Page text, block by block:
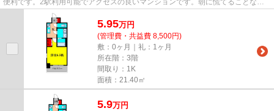
便利です。2駅利用可能でアクセスの良いマンションです。朝に慌てることなく
行動するために駅から徒歩8分...
5.95万円
(管理費・共益費 8,500円)
敷：0ヶ月｜礼：1ヶ月
所在階：3階
間取り：1K
面積：21.40㎡
5.9万円